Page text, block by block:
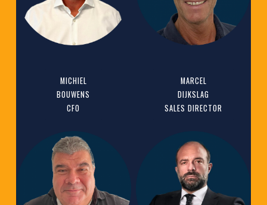
MICHIEL
BOUWENS
CFO
MARCEL
DIJKSLAG
SALES DIRECTOR